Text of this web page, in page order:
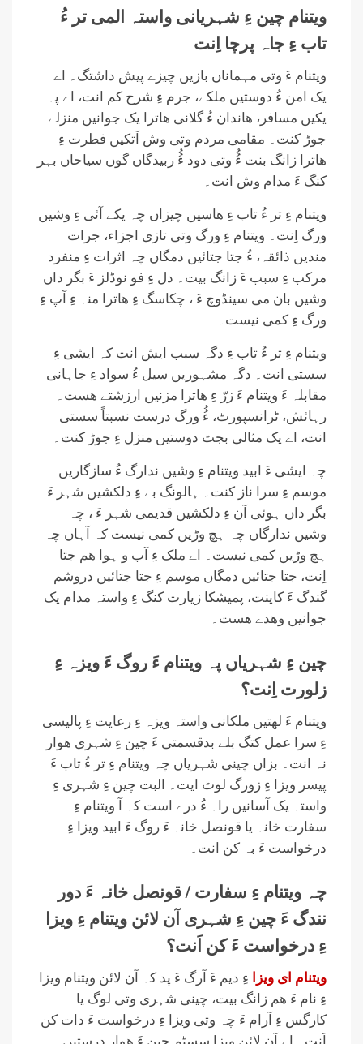
ویتنام چین ءِ شہریانی واستہ المی تر ءُ
تاب ءِ جاہ پرچا اِنت
ویتنام ءَ وتی مہماناں بازیں چیزے پیش داشتگ۔ اے
یک امن ءُ دوستیں ملکے، جرم ءِ شرح کم انت، اے پہ
یکیں مسافر، ھاندان ءُ گلانی ھاترا یک جوانیں منزلے
جوڑ کنت۔ مقامی مردم وتی وش آتکیں فطرت ءِ
ھاترا زانگ بنت ءُُ وتی دود ءُُ ربیدگاں گوں سیاحاں بہر
کنگ ءَ مدام وش انت۔
ویتنام ءِ تر ءُ تاب ءِ ھاسیں چیزاں چہ یکے آئی ءِ وشیں
ورگ اِنت۔ ویتنام ءِ ورگ وتی تازی اجزاء، جرات
مندیں ذائقہ، ءُ جتا جتائیں دمگاں چہ اثرات ءِ منفرد
مرکب ءِ سبب ءَ زانگ بیت۔ دل ءِ فو نوڈلز ءَ بگر داں
وشیں بان می سینڈوچ ءَ ، چکاسگ ءِ ھاترا منہ ءِ آپ ءِ
ورگ ءِ کمی نیست۔
ویتنام ءِ تر ءُ تاب ءِ دگہ سبب ایش انت کہ ایشی ءِ
سستی انت۔ دگہ مشہوریں سیل ءُ سواد ءِ جاہانی
مقابلہ ءَ ویتنام ءَ زرّ ءِ ھاترا مزنیں ارزشتے ھست۔
رہائش، ٹرانسپورٹ، ءُُ ورگ درست نسبتاً سستی
انت، اے یک مثالی بجٹ دوستیں منزل ءِ جوڑ کنت۔
چہ ایشی ءَ ابید ویتنام ءِ وشیں ندارگ ءُ سازگاریں
موسم ءِ سرا ناز کنت۔ ہالونگ بے ءِ دلکشیں شہر ءَ
بگر داں ہوئی آن ءِ دلکشیں قدیمی شہر ءَ ، چہ
وشیں ندارگاں چہ ہچ وڑیں کمی نیست کہ آہاں چہ
ہچ وڑیں کمی نیست۔ اے ملک ءِ آب و ہوا ھم جتا
اِنت، جتا جتائیں دمگاں موسم ءِ جتا جتائیں دروشم
گندگ ءَ کاینت، پمیشکا زیارت کنگ ءِ واستہ مدام یک
جوانیں وھدے ھست۔
چین ءِ شہریاں پہ ویتنام ءَ روگ ءَ ویزہ ءِ
زلورت اِنت؟
ویتنام ءَ لھتیں ملکانی واستہ ویزہ ءِ رعایت ءِ پالیسی
ءِ سرا عمل کتگ بلے بدقسمتی ءَ چین ءِ شہری ھوار
نہ انت۔ بزاں چینی شہریاں چہ ویتنام ءِ تر ءُ تاب ءَ
پیسر ویزا ءِ زورگ لوٹ ایت۔ البت چین ءِ شہری ءِ
واستہ یک آسانیں راہ ءُ درے است کہ آ ویتنام ءِ
سفارت خانہ یا قونصل خانہ ءَ روگ ءَ ابید ویزا ءِ
درخواست ءَ بہ کن انت۔
چہ ویتنام ءِ سفارت / قونصل خانہ ءَ دور
نندگ ءَ چین ءِ شہری آن لائن ویتنام ءِ ویزا
ءِ درخواست ءَ کن اَنت؟
ویتنام ای ویزا ءِ دیم ءَ آرگ ءَ پد کہ آن لائن ویتنام ویزا
ءِ نام ءَ ھم زانگ بیت، چینی شہری وتی لوگ یا
کارگس ءِ آرام ءَ چہ وتی ویزا ءِ درخواست ءَ دات کن
اَنت۔ اے آن لائن ویزا سسٹم چین ءَ ھوار درستیں